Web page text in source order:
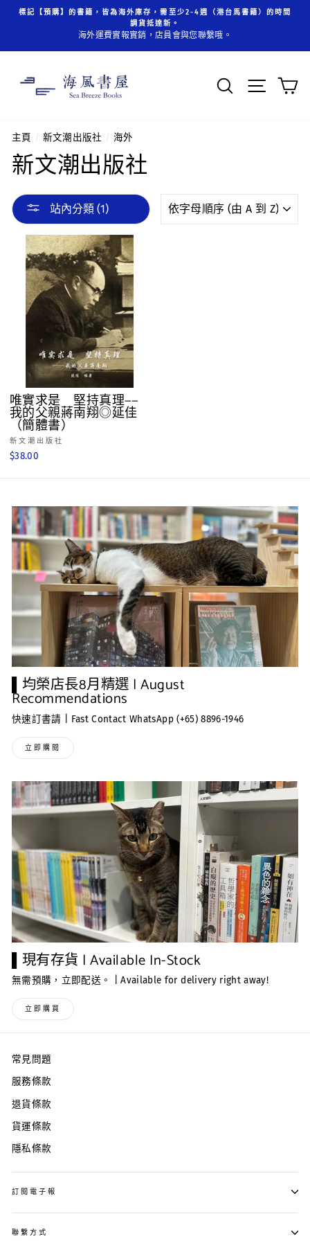
容
標記【預購】的書籍，皆為海外庫存，需至少2-4週（港台馬書籍）的時間
調貨抵達新。
海外運費實報實銷，店員會與您聯繫哦。
搜索 頁面
主頁 / 新文潮出版社 / 海外
新文潮出版社
站內分類 (1)
類
唯實求是 堅持真理——
我的父親蔣南翔◎延佳
（簡體書）
新文潮出版社
$38.00
▌均榮店長8月精選 | August
Recommendations
快速訂書請 | Fast Contact WhatsApp (+65) 8896-1946
立即購閱
▌現有存貨 | Available In-Stock
無需預購，立即配送。 | Available for delivery right away!
立即購買
常見問題
服務條款
退貨條款
貨運條款
隱私條款
訂閱電子報
聯繫方式